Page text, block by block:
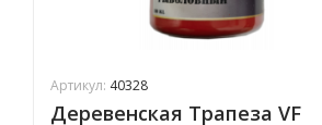
Артикул: 40328
Деревенская Трапеза VF